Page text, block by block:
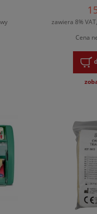
zawiera 8%
Cena